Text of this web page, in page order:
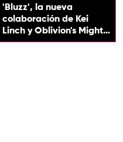
'Bluzz', la nueva
colaboración de Kei
Linch y Oblivion's Mighty
Trash